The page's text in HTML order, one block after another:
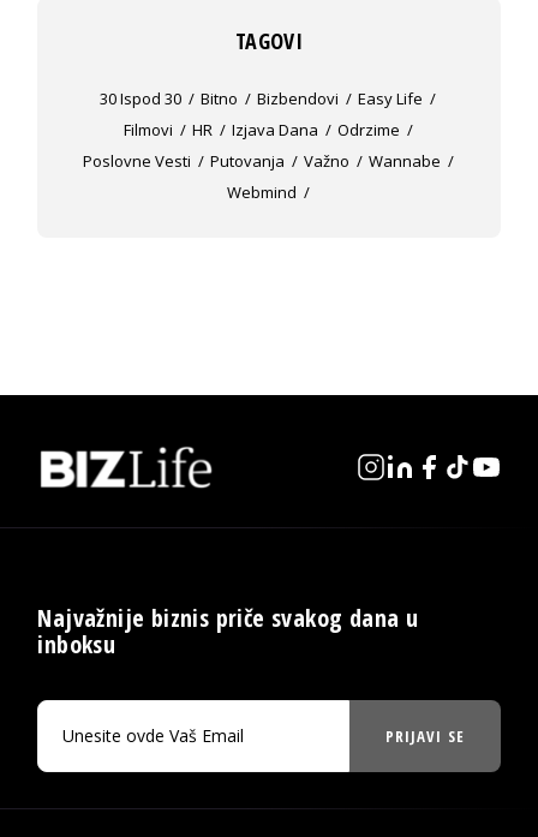
TAGOVI
30 Ispod 30 Bitno Bizbendovi
Easy Life
Filmovi
HR Izjava Dana
Odrzime
Poslovne Vesti
Putovanja Važno
Wannabe
Webmind
Najvažnije biznis priče svakog dana u
inboksu
PRIJAVI SE